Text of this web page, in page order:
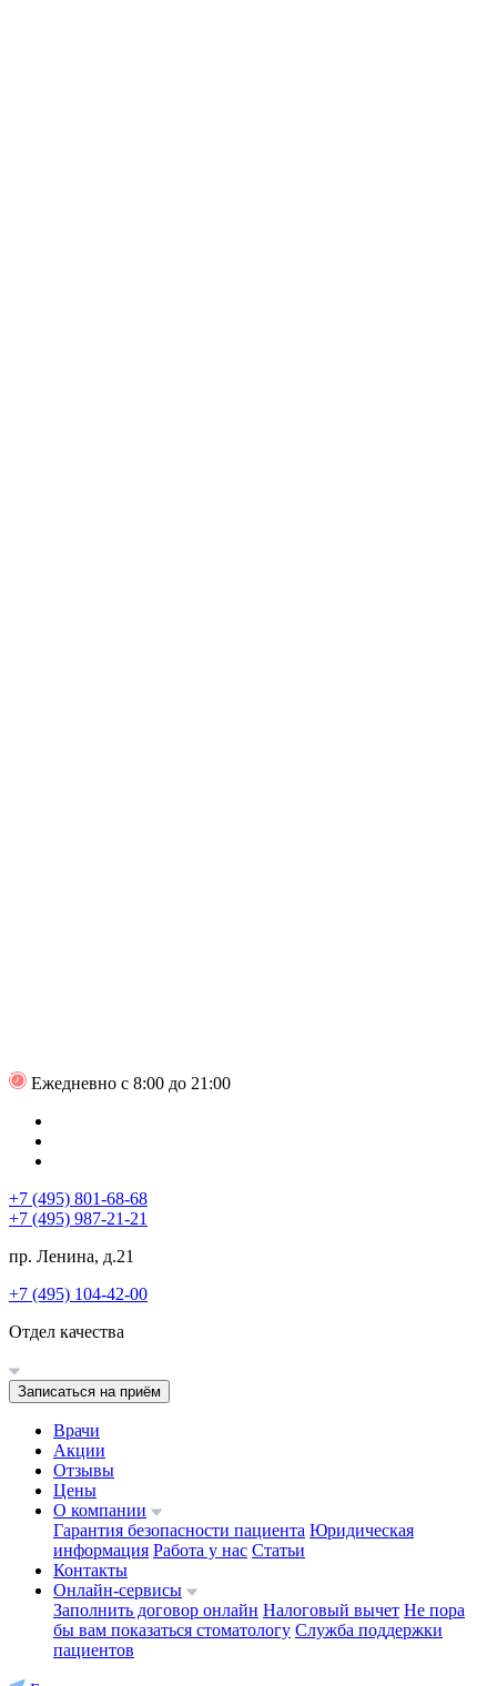
Ежедневно с 8:00 до 21:00
+7 (495) 801-68-68
+7 (495) 987-21-21
пр. Ленина, д.21
+7 (495) 104-42-00
Отдел качества
Записаться на приём
Врачи
Акции
Отзывы
Цены
О компании
Гарантия безопасности пациента Юридическая
информация Работа у нас Статьи
Контакты
Онлайн-сервисы
Заполнить договор онлайн Налоговый вычет Не пора
бы вам показаться стоматологу Служба поддержки
пациентов